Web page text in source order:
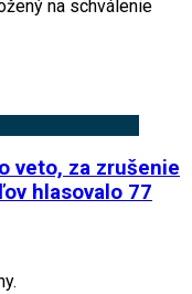
na schválenie
veto, za zrušenie
hlasovalo 77